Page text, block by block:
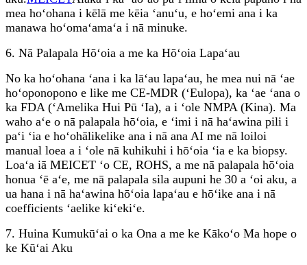
mea hoʻohana i kēlā me kēia ʻanuʻu, e hoʻemi ana i ka
manawa hoʻomaʻamaʻa i nā minuke.
6. Nā Palapala Hōʻoia a me ka Hōʻoia Lapaʻau
No ka hoʻohana ʻana i ka lāʻau lapaʻau, he mea nui nā ʻae
hoʻoponopono e like me CE-MDR (ʻEulopa), ka ʻae ʻana o
ka FDA (ʻAmelika Hui Pū ʻIa), a i ʻole NMPA (Kina). Ma
waho aʻe o nā palapala hōʻoia, e ʻimi i nā haʻawina pili i
paʻi ʻia e hoʻohālikelike ana i nā ana AI me nā loiloi
manual loea a i ʻole nā ​​​​kuhikuhi i hōʻoia ʻia e ka biopsy.
Loaʻa iā MEICET ʻo CE, ROHS, a me nā palapala hōʻoia
honua ʻē aʻe, me nā palapala sila aupuni he 30 a ʻoi aku, a
ua hana i nā haʻawina hōʻoia lapaʻau e hōʻike ana i nā
coefficients ʻaelike kiʻekiʻe.
7. Huina Kumukūʻai o ka Ona a me ke Kākoʻo Ma hope o
ke Kūʻai Aku